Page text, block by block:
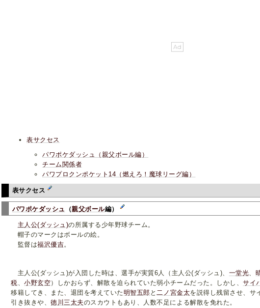
表サクセス
パワポケダッシュ（親父ボール編）
チーム関係者
パワプロクンポケット14（燃えろ！魔球リーグ編）
表サクセス
パワポケダッシュ （親父ボール編）
主人公(ダッシュ)の所属する少年野球チーム。
帽子のマークはボールの絵。
監督は福沢優吉。
主人公(ダッシュ)が入団した時は、選手が実質6人（主人公(ダッシュ)、 一堂光、
税、小野玄空）しかおらず、解散を迫られていた弱小チームだった。しかし、サイ
移籍してき、また、退団を考えていた明智五郎 と二ノ宮金太を説得し残留させ、サ
引き抜きや、徳川三太夫のスカウトもあり、人数不足による解散を免れた。